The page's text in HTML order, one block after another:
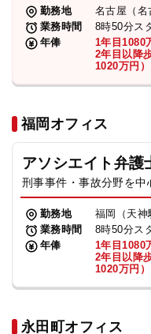
勤務地
名古屋（名
業務時間
8時50分ス
年俸
1年目1080
2年目以降
1020万円）
福岡オフィス
アソシエイト弁護
刑事事件・事故分野を中
勤務地
福岡（天神
業務時間
8時50分ス
年俸
1年目1080
2年目以降
1020万円）
永田町オフィス